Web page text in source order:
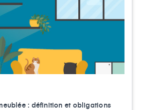
: définition et obligations